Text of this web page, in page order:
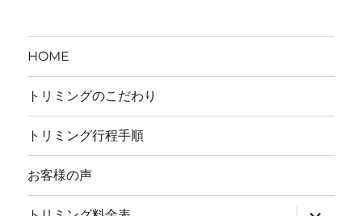
ー
シ
ョ
ン
HOME
トリミングのこだわり
トリミング行程手順
お客様の声
サ